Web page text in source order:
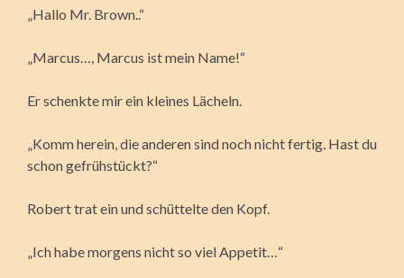
„Hallo Mr. Brown..“
„Marcus…, Marcus ist mein Name!“
Er schenkte mir ein kleines Lächeln.
„Komm herein, die anderen sind noch nicht fertig. Hast du
schon gefrühstückt?“
Robert trat ein und schüttelte den Kopf.
„Ich habe morgens nicht so viel Appetit…“